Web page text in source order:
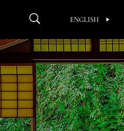
ENGLISH